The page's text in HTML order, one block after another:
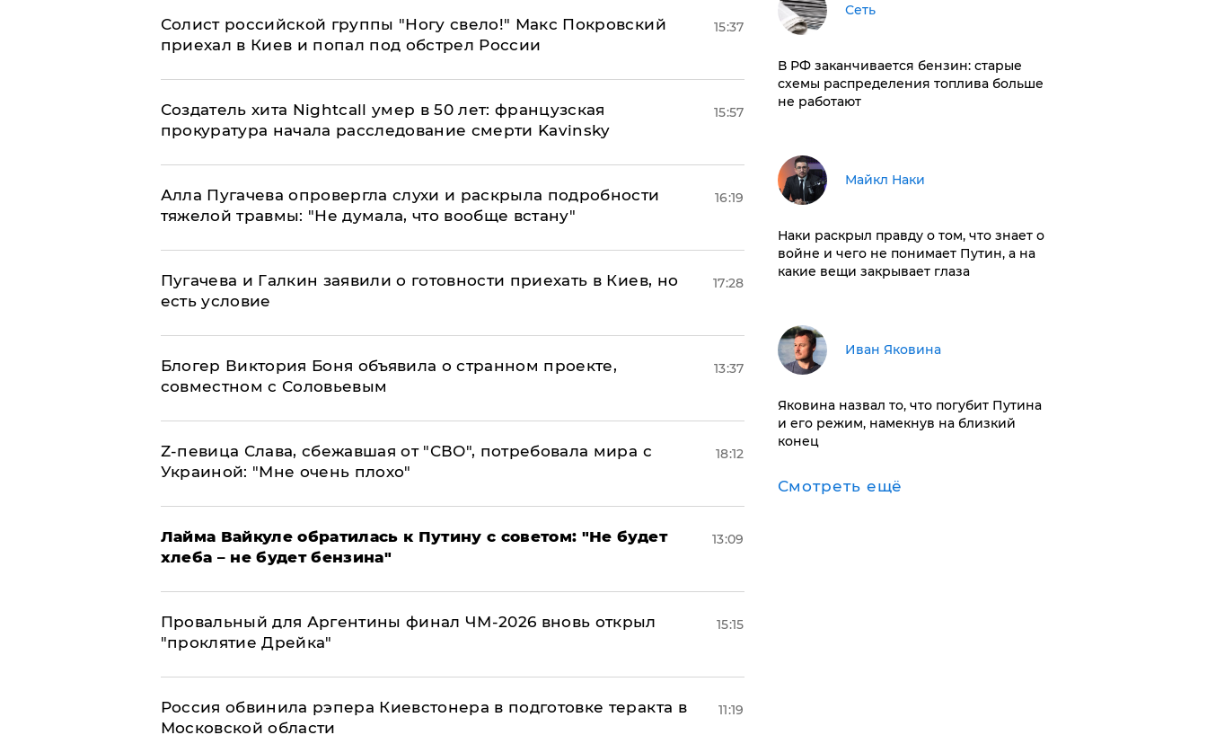
Солист российской группы "Ногу свело!" Макс Покровский
приехал в Киев и попал под обстрел России
15:37
Создатель хита Nightcall умер в 50 лет: французская
прокуратура начала расследование смерти Kavinsky
15:57
Алла Пугачева опровергла слухи и раскрыла подробности
тяжелой травмы: "Не думала, что вообще встану"
16:19
Пугачева и Галкин заявили о готовности приехать в Киев, но
есть условие
17:28
Блогер Виктория Боня объявила о странном проекте,
совместном с Соловьевым
13:37
Z-певица Слава, сбежавшая от "СВО", потребовала мира с
Украиной: "Мне очень плохо"
18:12
Лайма Вайкуле обратилась к Путину с советом: "Не будет
хлеба – не будет бензина"
13:09
Провальный для Аргентины финал ЧМ-2026 вновь открыл
"проклятие Дрейка"
15:15
Россия обвинила рэпера Киевстонера в подготовке теракта в
Московской области
11:19
Сеть
​В РФ заканчивается бензин: старые
схемы распределения топлива больше
не работают
Майкл Наки
Наки раскрыл правду о том, что знает о
войне и чего не понимает Путин, а на
какие вещи закрывает глаза
Иван Яковина
Яковина назвал то, что погубит Путина
и его режим, намекнув на близкий
конец
Смотреть ещё